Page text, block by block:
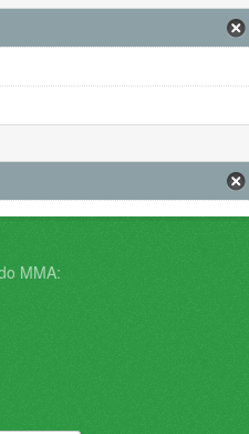
MMA: